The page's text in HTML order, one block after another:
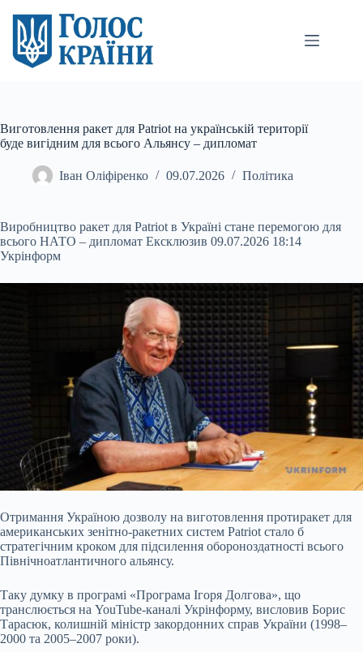
вмісту
Виготовлення ракет для Patriot на українській території
буде вигідним для всього Альянсу – дипломат
Іван Оліфіренко 09.07.2026 Політика
Виробництво ракет для Patriot в Україні стане перемогою для
всього НАТО – дипломат Ексклюзив 09.07.2026 18:14
Укрінформ
Отримання Україною дозволу на виготовлення протиракет для
американських зенітно-ракетних систем Patriot стало б
стратегічним кроком для підсилення обороноздатності всього
Північноатлантичного альянсу.
Таку думку в програмі «Програма Ігоря Долгова», що
транслюється на YouTube-каналі Укрінформу, висловив Борис
Тарасюк, колишній міністр закордонних справ України (1998–
2000 та 2005–2007 роки).